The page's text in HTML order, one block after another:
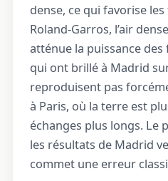
dense, ce qui favorise
Roland-Garros, l’air
atténue la puissance
qui ont brillé à Madrid
reproduisent pas
à Paris, où la terre est
échanges plus longs. Le
les résultats de Madrid
commet une erreur